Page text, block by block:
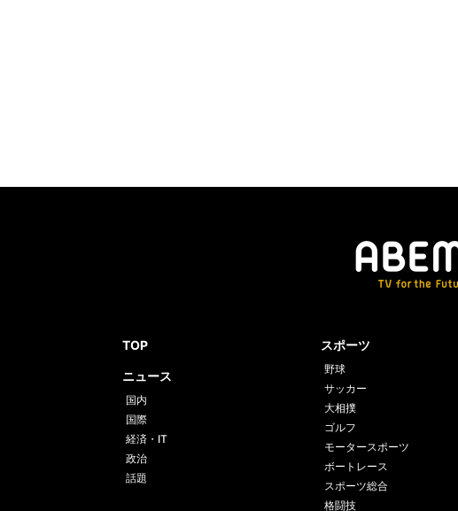
TOP
ニュース
国内
国際
経済・IT
政治
話題
スポーツ
野球
サッカー
大相撲
ゴルフ
モータースポーツ
ボートレース
スポーツ総合
格闘技